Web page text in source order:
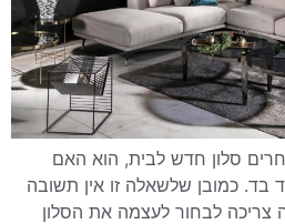
סלון חדש לבית, הוא האם
בד. כמובן שלשאלה זו אין תשובה
לבחור לעצמה את הסלון